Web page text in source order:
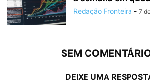
Redação Fronteira - 7
SEM
DEIXE UMA